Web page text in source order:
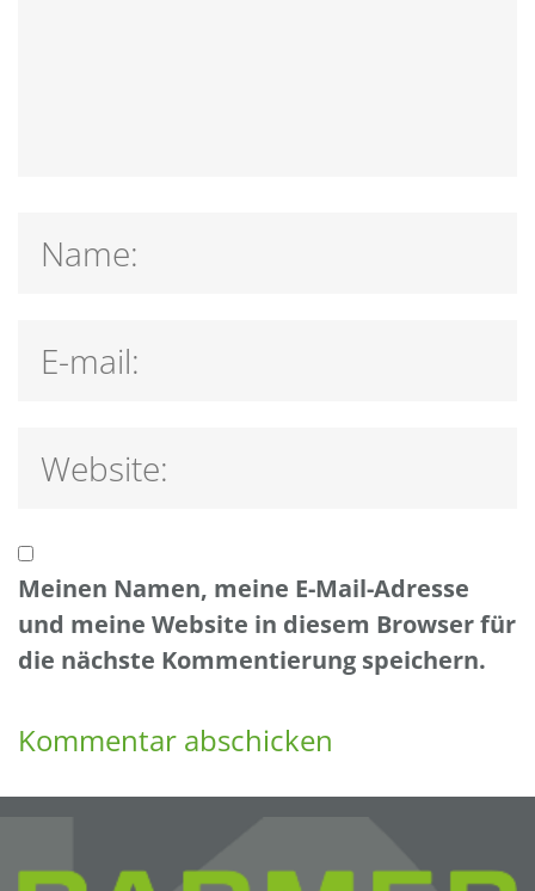
Meinen Namen, meine E-Mail-Adresse
und meine Website in diesem Browser für
die nächste Kommentierung speichern.